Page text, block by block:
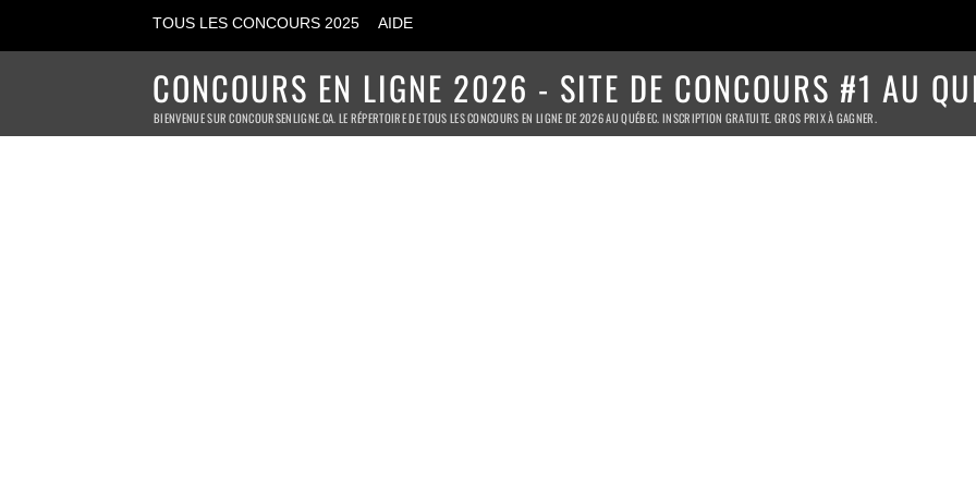
TOUS LES CONCOURS 2025 AIDE
CONCOURS EN LIGNE 2026 - SITE DE CONCOURS #1 AU
BIENVENUE SUR CONCOURSENLIGNE.CA. LE RÉPERTOIRE DE TOUS LES CONCOURS EN LIGNE DE 2026 AU QUÉBEC. INSCRIPTION GRATUITE. GROS PRIX À GAGNER.